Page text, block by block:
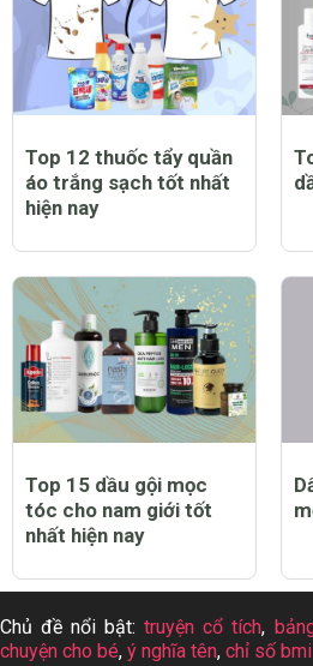
Top 12 thuốc tẩy quần
áo trắng sạch tốt nhất
hiện nay
Top 15 dầu gội mọc
tóc cho nam giới tốt
nhất hiện nay